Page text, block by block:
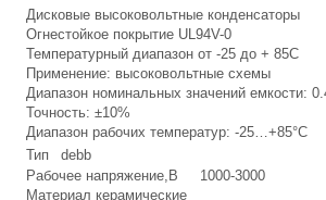
Дисковые высоковольтные конденсаторы
Огнестойкое покрытие UL94V-0
Температурный диапазон от -25 до + 85С
Применение: высоковольтные схемы
Диапазон номинальных значений емкости:
Точность: ±10%
Диапазон рабочих температур: -25…+85°C
Тип
debb
Рабочее напряжение,В
1000-3000
Материал керамические